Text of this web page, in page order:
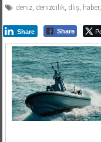
deniz, denizcilik, dlış, haber,
Share Share